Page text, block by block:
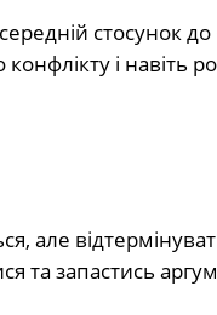
стосунок
і навіть
але
та запастись